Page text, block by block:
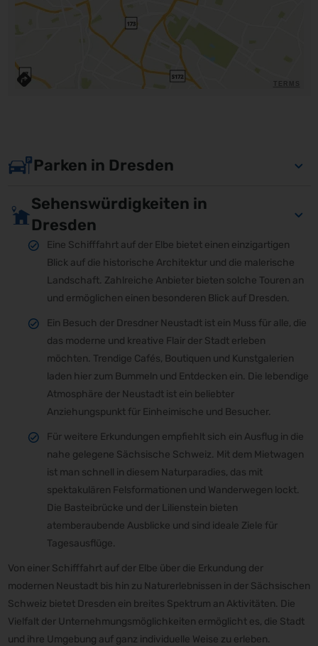
Parken in Dresden
Sehenswürdigkeiten in
Dresden
Eine Schifffahrt auf der Elbe bietet einen einzigartigen
Blick auf die historische Architektur und die malerische
Landschaft. Zahlreiche Anbieter bieten solche Touren an
und ermöglichen einen besonderen Blick auf Dresden.
Ein Besuch der Dresdner Neustadt ist ein Muss für alle, die
das moderne und kreative Flair der Stadt erleben
möchten. Trendige Cafés, Boutiquen und Kunstgalerien
laden hier zum Bummeln und Entdecken ein. Die lebendige
Atmosphäre der Neustadt ist ein beliebter
Anziehungspunkt für Einheimische und Besucher.
Für weitere Erkundungen empfiehlt sich ein Ausflug in die
nahe gelegene Sächsische Schweiz. Mit dem Mietwagen
ist man schnell in diesem Naturparadies, das mit
spektakulären Felsformationen und Wanderwegen lockt.
Die Basteibrücke und der Lilienstein bieten
atemberaubende Ausblicke und sind ideale Ziele für
Tagesausflüge.
Von einer Schifffahrt auf der Elbe über die Erkundung der
modernen Neustadt bis hin zu Naturerlebnissen in der Sächsischen
Schweiz bietet Dresden ein breites Spektrum an Aktivitäten. Die
Vielfalt der Unternehmungsmöglichkeiten ermöglicht es, die Stadt
und ihre Umgebung auf ganz individuelle Weise zu erleben.